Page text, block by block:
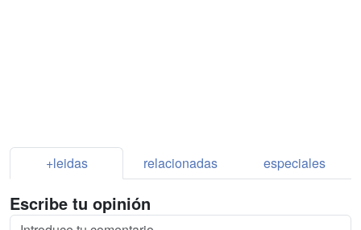
+leidas relacionadas especiales
Escribe tu opinión